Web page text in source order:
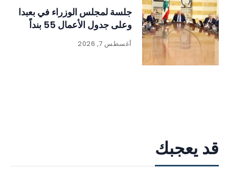
جلسة لمجلس الوزراء في بعبدا
وعلى جدول الأعمال 55 بنداً
أغسطس 7, 2026
قد يعجبك